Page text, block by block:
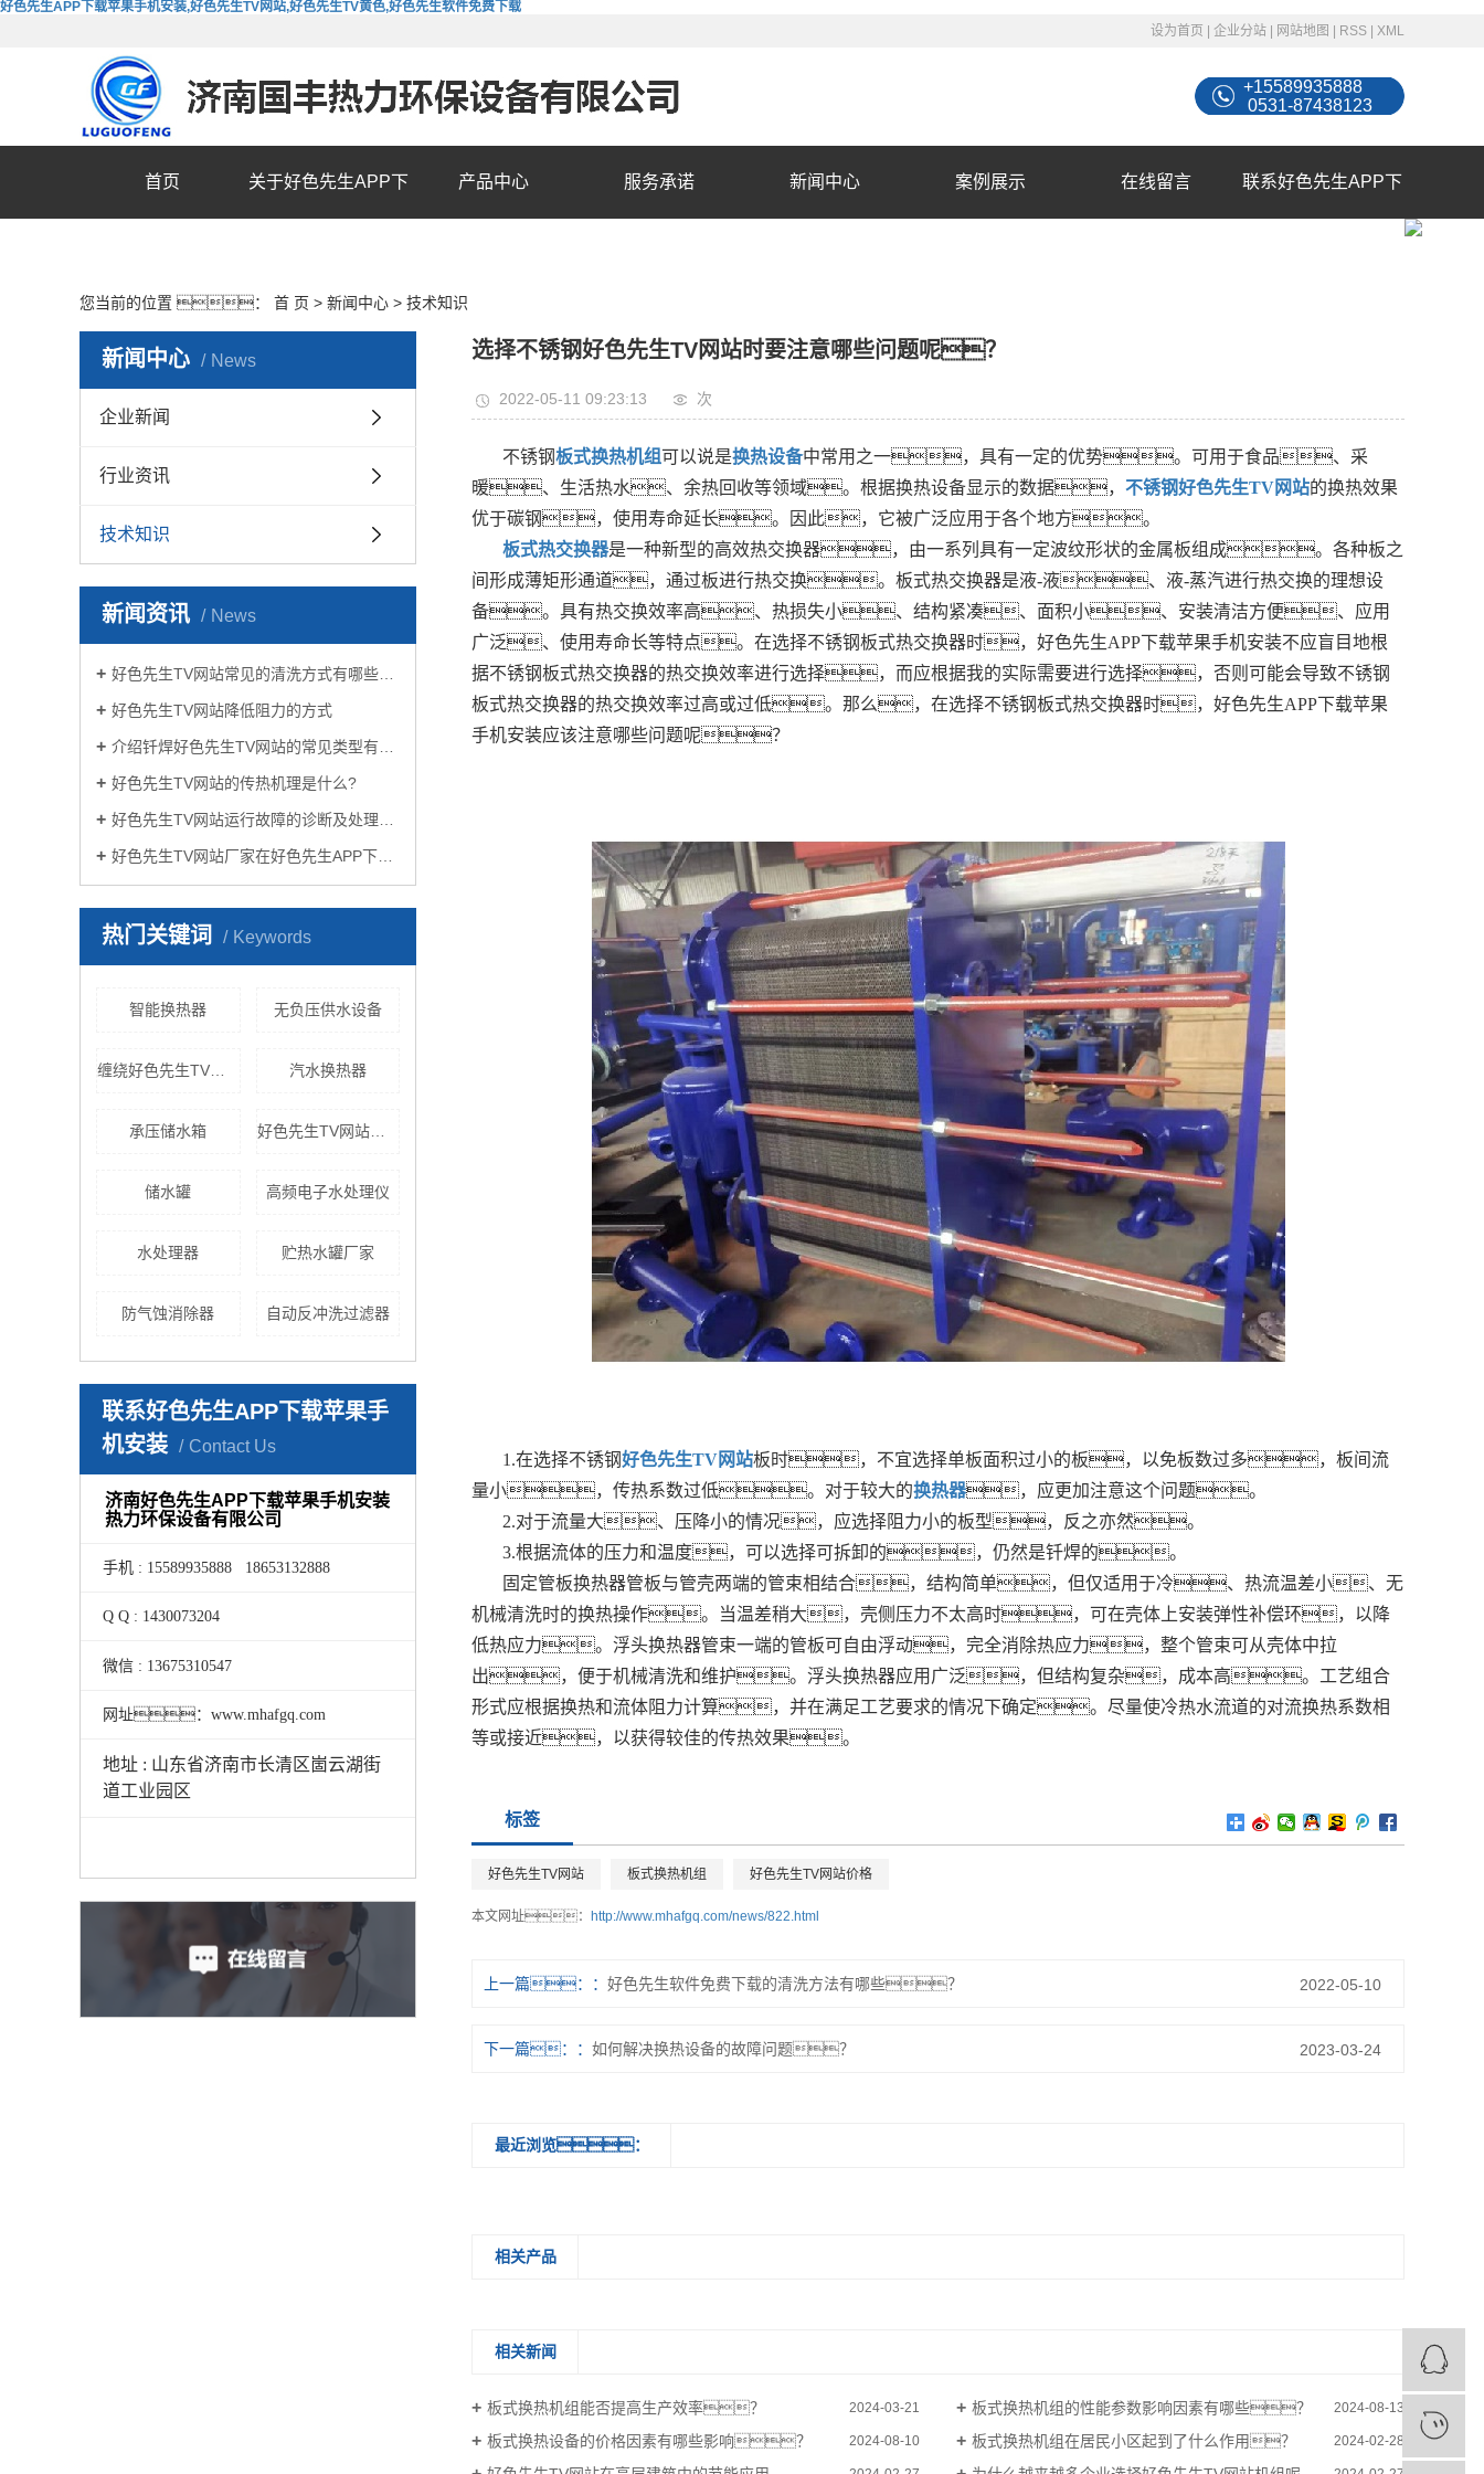
好色先生APP下载苹果手机安装,好色先生TV网站,好色先生TV黄色,好色先生软件免费下载
设为首页
企业分站 网站地图 RSS XML
+15589935888
0531-87438123
首页 关于好色先生APP下 产品中心 服务承诺 新闻中心 案例展示 在线留言 联系好色先生APP下
您当前的位置 ： 首 页 > 新闻中心 > 技术知识
新闻中心 News
企业新闻
行业资讯
技术知识
新闻资讯 News
好色先生TV网站常见的清洗方式有哪些？
好色先生TV网站降低阻力的方式
介绍钎焊好色先生TV网站的常见类型有哪些
好色先生TV网站的传热机理是什么?
好色先生TV网站运行故障的诊断及处理方法
好色先生TV网站厂家在好色先生APP下载苹果手机安装生活中有哪些作用？
热门关键词 Keywords
智能换热器 无负压供水设备
汽水换热器
承压储水箱 好色先生TV网站设备
储水罐 高频电子水处理仪
水处理器 贮热水罐厂家
防气蚀消除器 自动反冲洗过滤器
联系好色先生APP下载苹果手
机安装
Contact Us
济南好色先生APP下载苹果手机安装
热力环保设备有限公司
手机 : 15589935888 18653132888
Q Q : 1430073204
微信 : 13675310547
网址：www.mhafgq.com
地址 : 山东省济南市长清区崮云湖街
道工业园区
选择不锈钢好色先生TV网站时要注意哪些问题呢？
2022-05-11 09:23:13 次
不锈钢板式换热机组 可以说是换热设备中常用之一，具有一定的优势。可用于食品、采
暖、生活热水、余热回收等领域。根据换热设备显示的数据， 不锈钢好色先生TV网站的换热效果
优于碳钢，使用寿命延长。因此，它被广泛应用于各个地方。
板式热交换器是一种新型的高效热交换器，由一系列具有一定波纹形状的金属板组成。各种板之
间形成薄矩形通道，通过板进行热交换。板式热交换器是液-液、液-蒸汽进行热交换的理想设
备。具有热交换效率高、热损失小、结构紧凑、面积小、安装清洁方便、应用
广泛、使用寿命长等特点。在选择不锈钢板式热交换器时，好色先生APP下载苹果手机安装不应盲目地根
据不锈钢板式热交换器的热交换效率进行选择，而应根据我的实际需要进行选择，否则可能会导致不锈钢
板式热交换器的热交换效率过高或过低。那么，在选择不锈钢板式热交换器时，好色先生APP下载苹果
手机安装应该注意哪些问题呢？
1.在选择不锈钢好色先生TV网站板时，不宜选择单板面积过小的板，以免板数过多，板间流
量小，传热系数过低。对于较大的换热器，应更加注意这个问题。
2.对于流量大、压降小的情况，应选择阻力小的板型，反之亦然。
3.根据流体的压力和温度，可以选择可拆卸的，仍然是钎焊的。
固定管板换热器管板与管壳两端的管束相结合，结构简单，但仅适用于冷、热流温差小、无
机械清洗时的换热操作。当温差稍大，壳侧压力不太高时，可在壳体上安装弹性补偿环，以降
低热应力。浮头换热器管束一端的管板可自由浮动，完全消除热应力，整个管束可从壳体中拉
出，便于机械清洗和维护。浮头换热器应用广泛，但结构复杂，成本高。工艺组合
形式应根据换热和流体阻力计算，并在满足工艺要求的情况下确定。尽量使冷热水流道的对流换热系数相
等或接近，以获得较佳的传热效果。
标签
好色先生TV网站 板式换热机组 好色先生TV网站价格
本文网址： http://www.mhafgq.com/news/822.html
上一篇： 好色先生软件免费下载的清洗方法有哪些？ 2022-05-10
下一篇： 如何解决换热设备的故障问题？ 2023-03-24
最近浏览：
相关产品
相关新闻
板式换热机组能否提高生产效率？ 2024-03-21 板式换热机组的性能参数影响因素有哪些？ 2024-08-13
板式换热设备的价格因素有哪些影响？ 2024-08-10 板式换热机组在居民小区起到了什么作用？ 2024-02-28